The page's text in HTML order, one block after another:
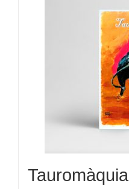
Tauromàquia